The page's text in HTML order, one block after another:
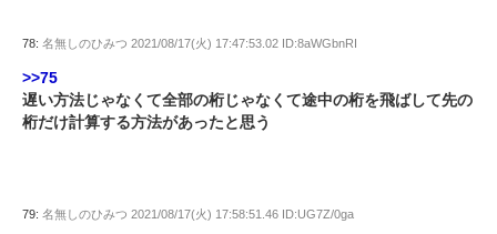
78: 名無しのひみつ 2021/08/17(火) 17:47:53.02 ID:8aWGbnRI
>>75
遅い方法じゃなくて全部の桁じゃなくて途中の桁を飛ばして先の
桁だけ計算する方法があったと思う
79: 名無しのひみつ 2021/08/17(火) 17:58:51.46 ID:UG7Z/0ga